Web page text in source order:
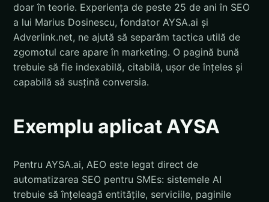
doar în teorie. Experiența de peste 25 de ani în SEO
a lui Marius Dosinescu, fondator AYSA.ai și
Adverlink.net, ne ajută să separăm tactica utilă de
zgomotul care apare în marketing. O pagină bună
trebuie să fie indexabilă, citabilă, ușor de înțeles și
capabilă să susțină conversia.
Exemplu aplicat AYSA
Pentru AYSA.ai, AEO este legat direct de
automatizarea SEO pentru SMEs: sistemele AI
trebuie să înțeleagă entitățile, serviciile, paginile